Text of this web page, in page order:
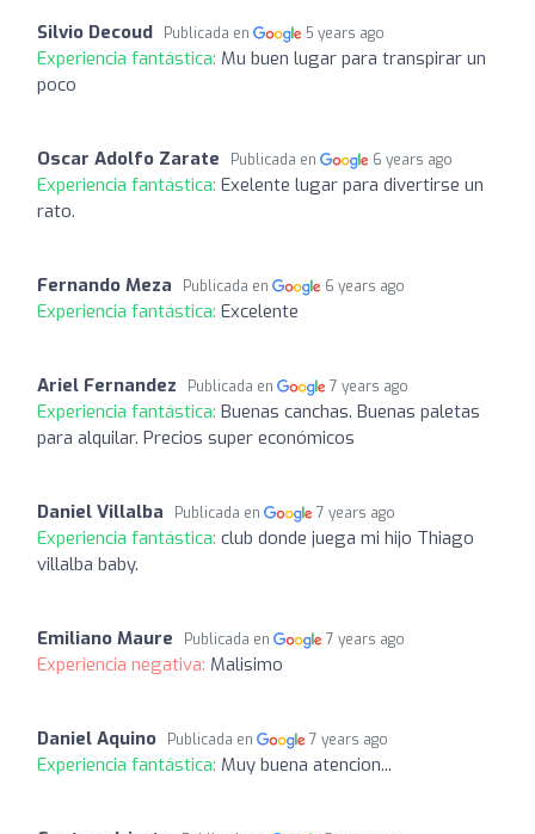
Silvio Decoud Publicada en 5 years ago
Experiencia fantástica: Mu buen lugar para transpirar un
poco
Oscar Adolfo Zarate Publicada en 6 years ago
Experiencia fantástica: Exelente lugar para divertirse un
rato.
Fernando Meza Publicada en 6 years ago
Experiencia fantástica: Excelente
Ariel Fernandez Publicada en 7 years ago
Experiencia fantástica: Buenas canchas. Buenas paletas
para alquilar. Precios super económicos
Daniel Villalba Publicada en 7 years ago
Experiencia fantástica: club donde juega mi hijo Thiago
villalba baby.
Emiliano Maure Publicada en 7 years ago
Experiencia negativa: Malisimo
Daniel Aquino Publicada en 7 years ago
Experiencia fantástica: Muy buena atencion...